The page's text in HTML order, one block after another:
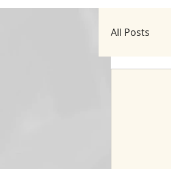
All Posts